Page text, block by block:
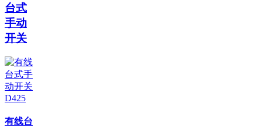
台式
手动
开关
有线台